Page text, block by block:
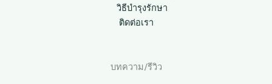
วิธีบำรุงรักษา
ติดต่อเรา
บทความ/รีวิว